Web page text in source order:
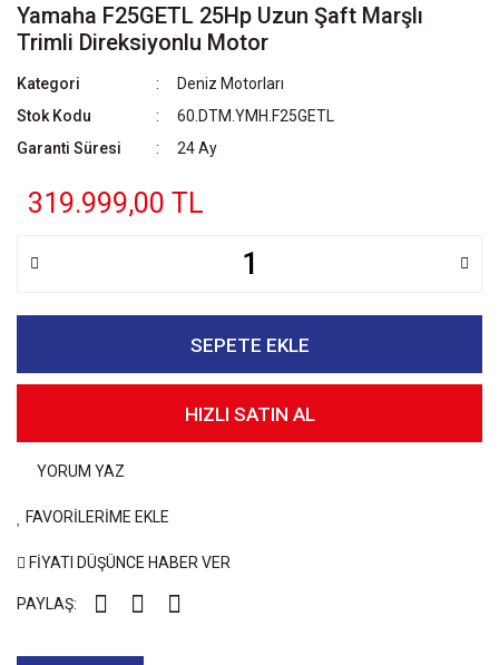
Yamaha F25GETL 25Hp Uzun Şaft Marşlı
Trimli Direksiyonlu Motor
Kategori
Deniz Motorları
Stok Kodu
60.DTM.YMH.F25GETL
Garanti Süresi
24 Ay
319.999,00 TL
SEPETE EKLE
HIZLI SATIN AL
YORUM YAZ
FAVORİLERİME EKLE
FİYATI DÜŞÜNCE HABER VER
PAYLAŞ: